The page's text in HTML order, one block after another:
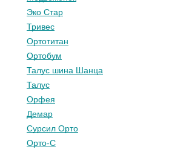
Эко Стар
Тривес
Ортотитан
Ортобум
Талус шина Шанца
Талус
Орфея
Демар
Сурсил Орто
Орто-С